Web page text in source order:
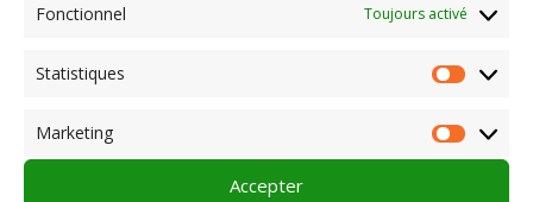
Fonctionnel Toujours activé
Statistiques
Marketing
Accepter
Rechercher :
PLEIN CHAMP